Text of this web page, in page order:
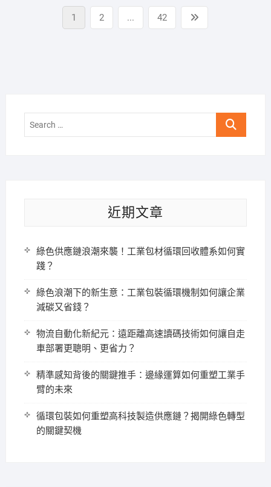
Page
1 Page
2 ... Page
42
page
Search
近期文章
綠色供應鏈浪潮來襲！工業包材循環回收體系如何實
踐？
綠色浪潮下的新生意：工業包裝循環機制如何讓企業
減碳又省錢？
物流自動化新紀元：遠距離高速讀碼技術如何讓自走
車部署更聰明、更省力？
精準感知背後的關鍵推手：邊緣運算如何重塑工業手
臂的未來
循環包裝如何重塑高科技製造供應鏈？揭開綠色轉型
的關鍵契機